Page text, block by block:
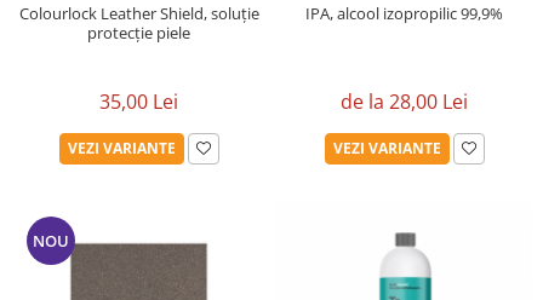
Colourlock Leather Shield, soluție
protecție piele
35,00 Lei
VEZI VARIANTE
IPA, alcool izopropilic 99,9%
de la 28,00 Lei
VEZI VARIANTE
NOU